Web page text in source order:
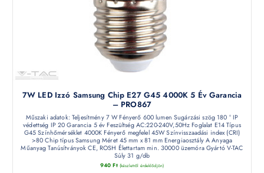
7W LED Izzó Samsung Chip E27 G45 4000K 5 Év Garancia
– PRO867
Műszaki adatok: Teljesítmény 7 W Fényerő 600 lumen Sugárzási szög 180 ° IP
védettség IP 20 Garancia 5 év Feszültség AC:220-240V,50Hz Foglalat E14 Típus
G45 Színhőmérséklet 4000K Fényerő megfelel 45W Színvisszaadási index (CRI)
>80 Chip típus Samsung Méret 45 mm x 81 mm Energiaosztály A Anyaga
Műanyag Tanúsítványok CE, ROSH Élettartam min. 30000 üzemóra Gyártó V-TAC
Súly 31 g/db
940Ft (készletről érdeklődjön)